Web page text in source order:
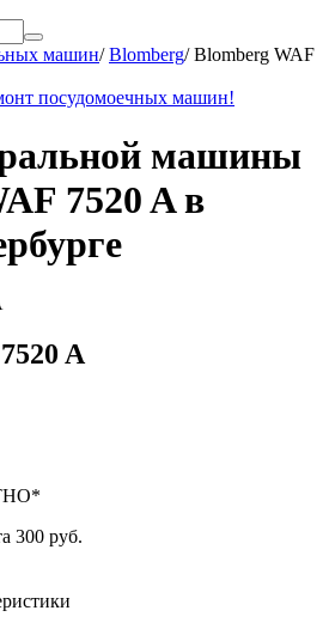
машин/Blomberg/Blomberg WAF
машины
7520 A в
A
300 руб.